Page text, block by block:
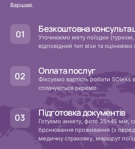
Варшаві.
Безкоштовна
Уточнюємо мету поїздки (туризм,
відповідний тип візи та
Оплата послуг
Фіксуємо вартість роботи SOleks
сплачуються окремо.
Підготовка документів
Готуємо анкету, фото 35×45 мм,
бронювання проживання (з
медичну страховку, маршрут